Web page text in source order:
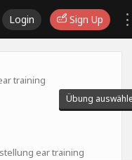
Login Sign Up
training
Übung
ear training